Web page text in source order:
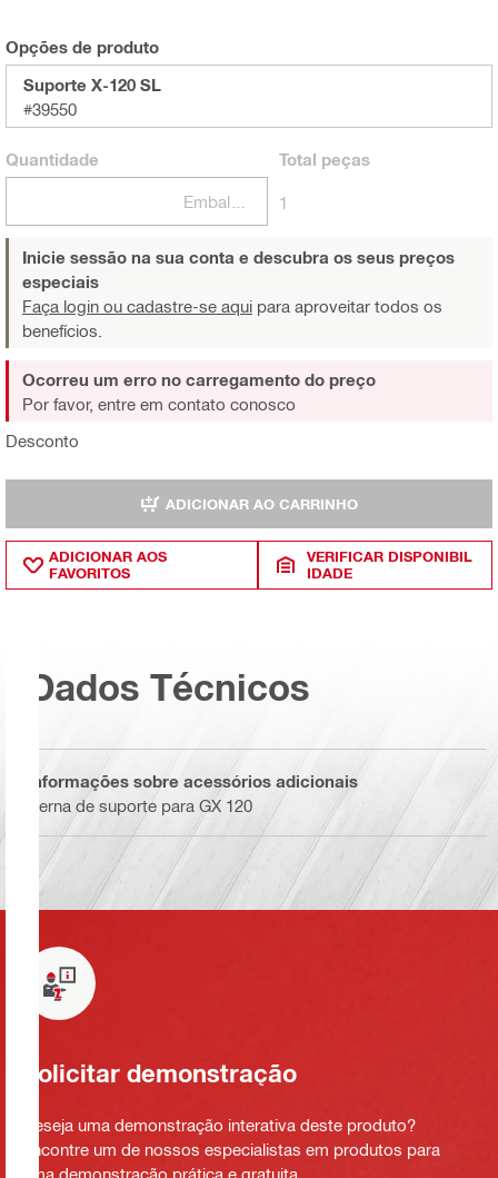
Opções de produto
Suporte X-120 SL
#39550
Quantidade Total peças
1
Inicie sessão na sua conta e descubra os seus preços
especiais
Faça login ou cadastre-se aqui para aproveitar todos os
benefícios.
Desconto
Ocorreu um erro no carregamento do preço
Por favor, entre em contato conosco
ADICIONAR AO CARRINHO
ADICIONAR AOS
FAVORITOS
VERIFICAR DISPONIBIL
IDADE
Dados Técnicos
Informações sobre acessórios adicionais
Perna de suporte para GX 120
Solicitar demonstração
Deseja uma demonstração interativa deste produto?
Encontre um de nossos especialistas em produtos para
uma demonstração prática e gratuita.